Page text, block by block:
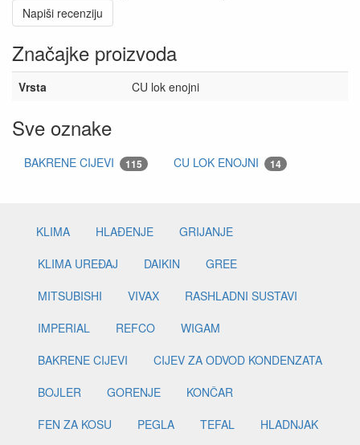
Napiši recenziju
Značajke proizvoda
Vrsta CU lok enojni
Sve oznake
BAKRENE CIJEVI 115 CU LOK ENOJNI 14
KLIMA HLAĐENJE
GRIJANJE
KLIMA UREĐAJ
DAIKIN
GREE
MITSUBISHI
VIVAX
RASHLADNI SUSTAVI
IMPERIAL
REFCO
WIGAM
BAKRENE CIJEVI
CIJEV ZA ODVOD KONDENZATA
BOJLER
GORENJE
KONČAR
FEN ZA KOSU
PEGLA TEFAL
HLADNJAK